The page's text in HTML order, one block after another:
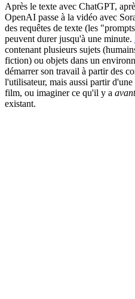
Après le texte avec ChatGPT,
OpenAI passe à la vidéo avec
des requêtes de texte (les
peuvent durer jusqu'à une minute.
contenant plusieurs sujets
fiction) ou objets dans un
démarrer son travail à partir des
l'utilisateur, mais aussi partir
film, ou imaginer ce qu'il y a avant
existant.